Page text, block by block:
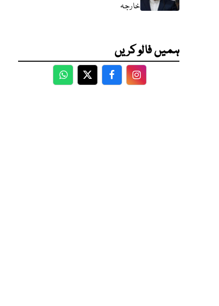
خارجہ
ہمیں فالو کریں
WhatsApp
TwitterFacebookFacebook